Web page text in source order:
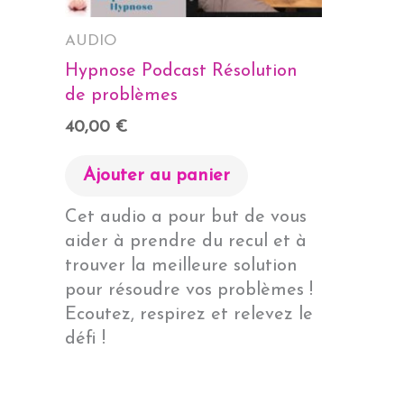
AUDIO
Hypnose Podcast Résolution
de problèmes
40,00 €
Ajouter au panier
Cet audio a pour but de vous
aider à prendre du recul et à
trouver la meilleure solution
pour résoudre vos problèmes !
Ecoutez, respirez et relevez le
défi !